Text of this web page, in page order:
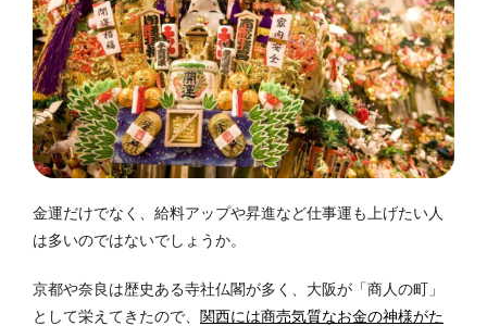
金運だけでなく、給料アップや昇進など仕事運も上げたい人
は多いのではないでしょうか。
京都や奈良は歴史ある寺社仏閣が多く、大阪が「商人の町」
として栄えてきたので、 関西には商売気質なお金の神様がた